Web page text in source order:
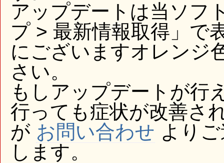
アップデートは当ソフ
プ > 最新情報取得」で
にございますオレンジ
さい。
もしアップデートが行
行っても症状が改善さ
が お問い合わせ より
します。